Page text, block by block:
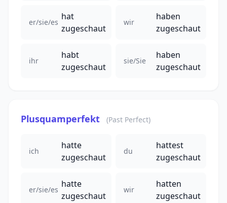
er/sie/es
hat
zugeschaut
wir
haben
zugeschaut
ihr
habt
zugeschaut
sie/Sie
haben
zugeschaut
Plusquamperfekt (Past Perfect)
ich
hatte
zugeschaut
du
hattest
zugeschaut
er/sie/es
hatte
zugeschaut
wir
hatten
zugeschaut